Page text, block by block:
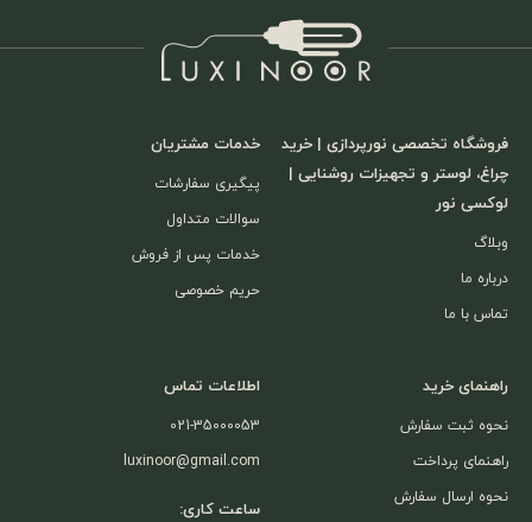
فروشگاه تخصصی نورپردازی | خرید
چراغ، لوستر و تجهیزات روشنایی |
لوکسی نور
وبلاگ
درباره ما
تماس با ما
خدمات مشتریان
پیگیری سفارشات
سوالات متداول
خدمات پس از فروش
حریم خصوصی
راهنمای خرید
نحوه ثبت سفارش
راهنمای پرداخت
نحوه ارسال سفارش
اطلاعات تماس
021-35000053
luxinoor@gmail.com
ساعت کاری: